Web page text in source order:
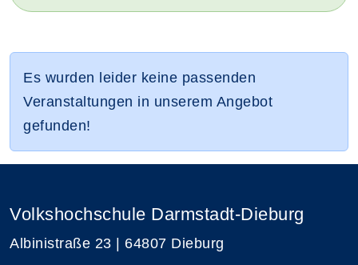
Es wurden leider keine passenden
Veranstaltungen in unserem Angebot
gefunden!
Volkshochschule Darmstadt-Dieburg
Albinistraße 23 | 64807 Dieburg